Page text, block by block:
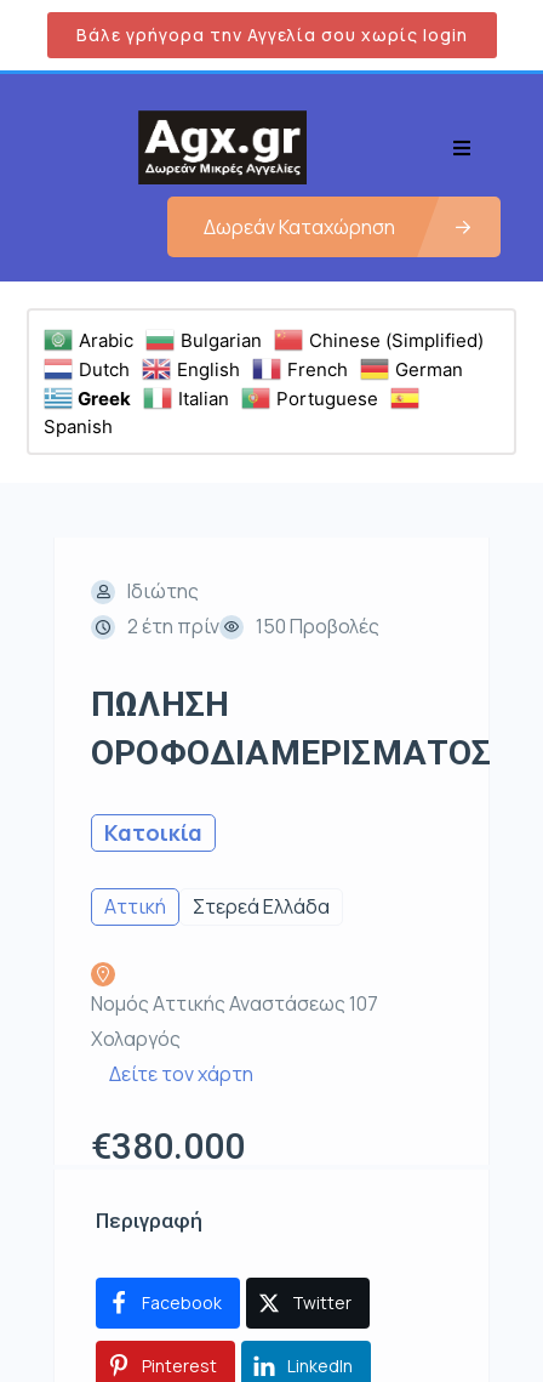
Βάλε γρήγορα την Αγγελία σου χωρίς login
Δωρεάν Καταχώρηση
Arabic Bulgarian
Chinese (Simplified)
Dutch
English French
German
Greek
Italian
Portuguese
Spanish
Ιδιώτης
2 έτη πρίν
150 Προβολές
ΠΩΛΗΣΗ
ΟΡΟΦΟΔΙΑΜΕΡΙΣΜΑΤΟΣ
Κατοικία
Αττική Στερεά Ελλάδα
Νομός Αττικής Αναστάσεως 107
Χολαργός
Δείτε τον χάρτη
€380.000
Περιγραφή
Facebook Twitter
Pinterest LinkedIn